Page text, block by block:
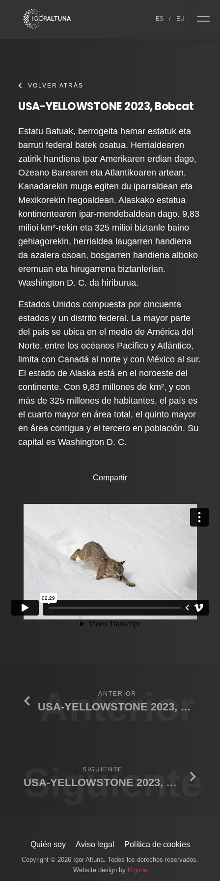
ES / EU
VOLVER ATRÁS
USA-YELLOWSTONE 2023, Bobcat
Estatu Batuak, berrogeita hamar estatuk eta
barruti federal batek osatua. Herrialdearen
zatirik handiena Ipar Amerikaren erdian dago,
Ozeano Barearen eta Atlantikoaren artean,
Kanadarekin muga egiten du iparraldean eta
Mexikorekin hegoaldean. Alaskako estatua
kontinentearen ipar-mendebaldean dago. 9,83
milioi km²-rekin eta 325 milioi biztanle baino
gehiagorekin, herrialdea laugarren handiena
da azalera osoan, bosgarren handiena alboko
eremuan eta hirugarrena biztanlerian.
Washington D. C. da hiriburua.
Estados Unidos compuesta por cincuenta
estados y un distrito federal. La mayor parte
del país se ubica en el medio de América del
Norte, entre los océanos Pacífico y Atlántico,
limita con Canadá al norte y con México al sur.
El estado de Alaska está en el noroeste del
continente. Con 9,83 millones de km², y con
más de 325 millones de habitantes, el país es
el cuarto mayor en área total, el quinto mayor
en área contigua y el tercero en población. Su
capital es Washington D. C.
Compartir
Anterior
ANTERIOR
USA-YELLOWSTONE 2023, Wolf
Siguiente
SIGUIENTE
USA-YELLOWSTONE 2023, Coyote and swan
Quién soy Aviso legal Política de cookies
Copyright © 2026 Igor Altuna. Todos los derechos reservados.
Website design by Kigune